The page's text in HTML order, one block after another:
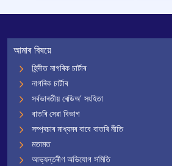
আমাৰ বিষয়ে
হিন্দীত নাগৰিক চাৰ্টাৰ
নাগৰিক চাৰ্টাৰ
সৰ্বভাৰতীয় ৰেডিঅ’ সংহিতা
বাতৰি সেৱা বিভাগ
সম্প্ৰচাৰ মাধ্যমৰ বাবে বাতৰি নীতি
মতামত
আভ্যন্তৰীণ অভিযোগ সমিতি